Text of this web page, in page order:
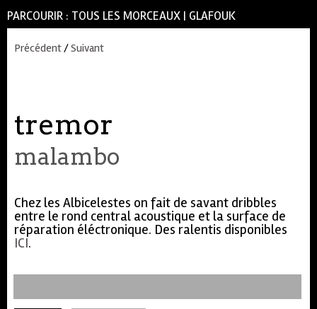
PARCOURIR : TOUS LES MORCEAUX | GLAFOUK
Précédent/Suivant
tremor
malambo
Chez les Albicelestes on fait de savant dribbles
entre le rond central acoustique et la surface de
réparation éléctronique. Des ralentis disponibles
ICI.